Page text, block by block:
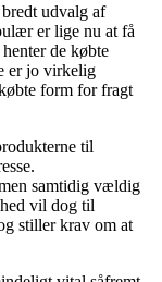
udvalg af
er lige nu at få
de købte
er jo virkelig
form for fragt
til
samtidig vældig
vil dog til
stiller krav om at